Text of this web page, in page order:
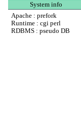
System info
Apache : prefork
Runtime : cgi perl
RDBMS : pseudo DB